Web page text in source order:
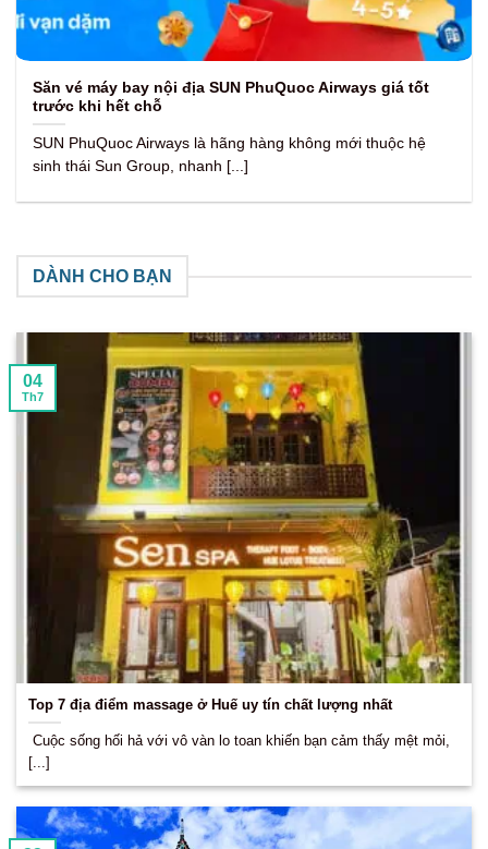
Săn vé máy bay nội địa SUN PhuQuoc Airways giá tốt
trước khi hết chỗ
SUN PhuQuoc Airways là hãng hàng không mới thuộc hệ
sinh thái Sun Group, nhanh [...]
DÀNH CHO BẠN
Top 7 địa điểm massage ở Huế uy tín chất lượng nhất
Cuộc sống hối hả với vô vàn lo toan khiến bạn cảm thấy mệt mỏi,
[...]
04
Th7